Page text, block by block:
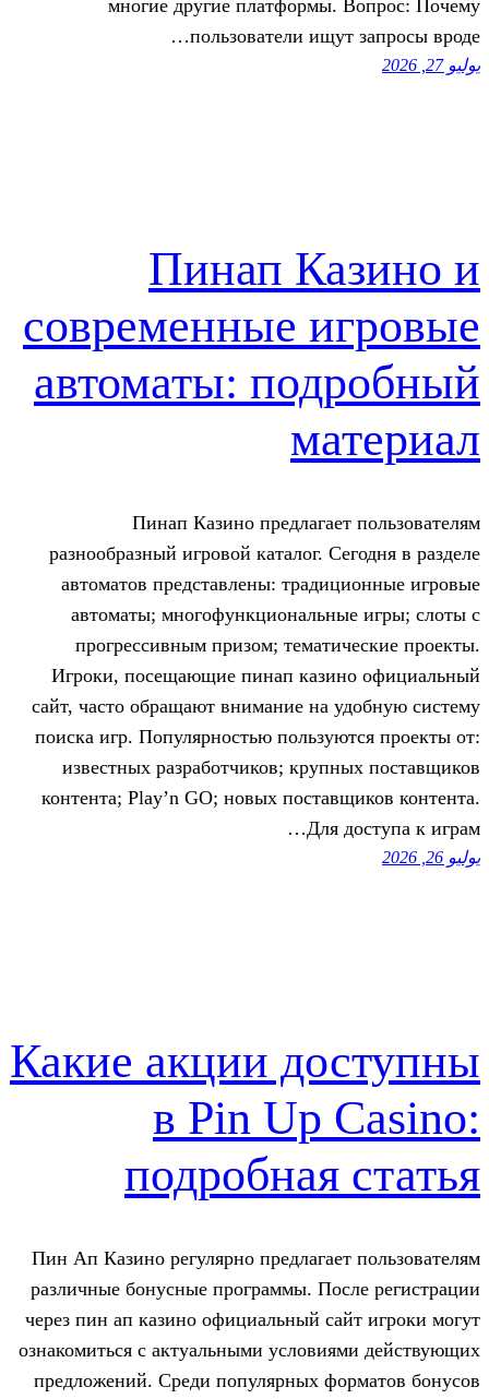
многие другие платформы.
пользователи
Пинап
современные
автоматы:
Пинап Казино
разнообразный игровой каталог.
автоматов представлены:
автоматы;
прогрессивным призом;
Игроки, посещающие пинап
сайт, часто обращают внимание на
поиска игр. Популярностью
известных разработчиков;
контента; Play’n GO; новых
Для
Какие акции
в Pin Up
подробная
Пин Ап Казино регулярно
различные бонусные программы.
через пин ап казино официальный
ознакомиться с актуальными
предложений. Среди популярных